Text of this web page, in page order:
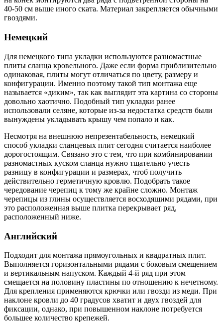
40-50 см выше иного ската. Материал закрепляется обычными
гвоздями.
Немецкий
Для немецкого типа укладки используются разномастные
плиты сланца кровельного. Даже если форма приблизительно
одинаковая, плиты могут отличаться по цвету, размеру и
конфигурации. Именно поэтому такой тип монтажа еще
называется «диким», так как выглядит эта картина со стороны
довольно хаотично. Подобный тип укладки ранее
использовали селяне, которые из-за недостатка средств были
вынуждены укладывать крышу чем попало и как.
Несмотря на внешнюю непрезентабельность, немецкий
способ укладки сланцевых плит сегодня считается наиболее
дорогостоящим. Связано это с тем, что при комбинировании
разномастных куском сланца нужно тщательно учесть
разницу в конфигурации и размерах, чтоб получить
действительно герметичную кровлю. Подобрать такое
чередование черепиц к тому же крайне сложно. Монтаж
черепицы из глины осуществляется восходящими рядами, при
это расположенная выше плитка перекрывает ряд,
расположенный ниже.
Английский
Подходит для монтажа прямоугольных и квадратных плит.
Выполняется горизонтальными рядами с боковым смещением
и вертикальным напуском. Каждый 4-й ряд при этом
смещается на половину пластины по отношению к нечетному.
Для крепления применяются крючки или гвозди из меди. При
наклоне кровли до 40 градусов хватит и двух гвоздей для
фиксации, однако, при повышенном наклоне потребуется
большее количество крепежей.